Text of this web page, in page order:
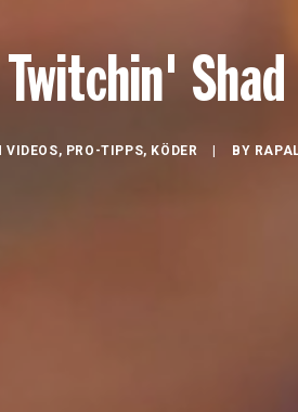
VIDEOS, PRO-TIPPS, KÖDER BY